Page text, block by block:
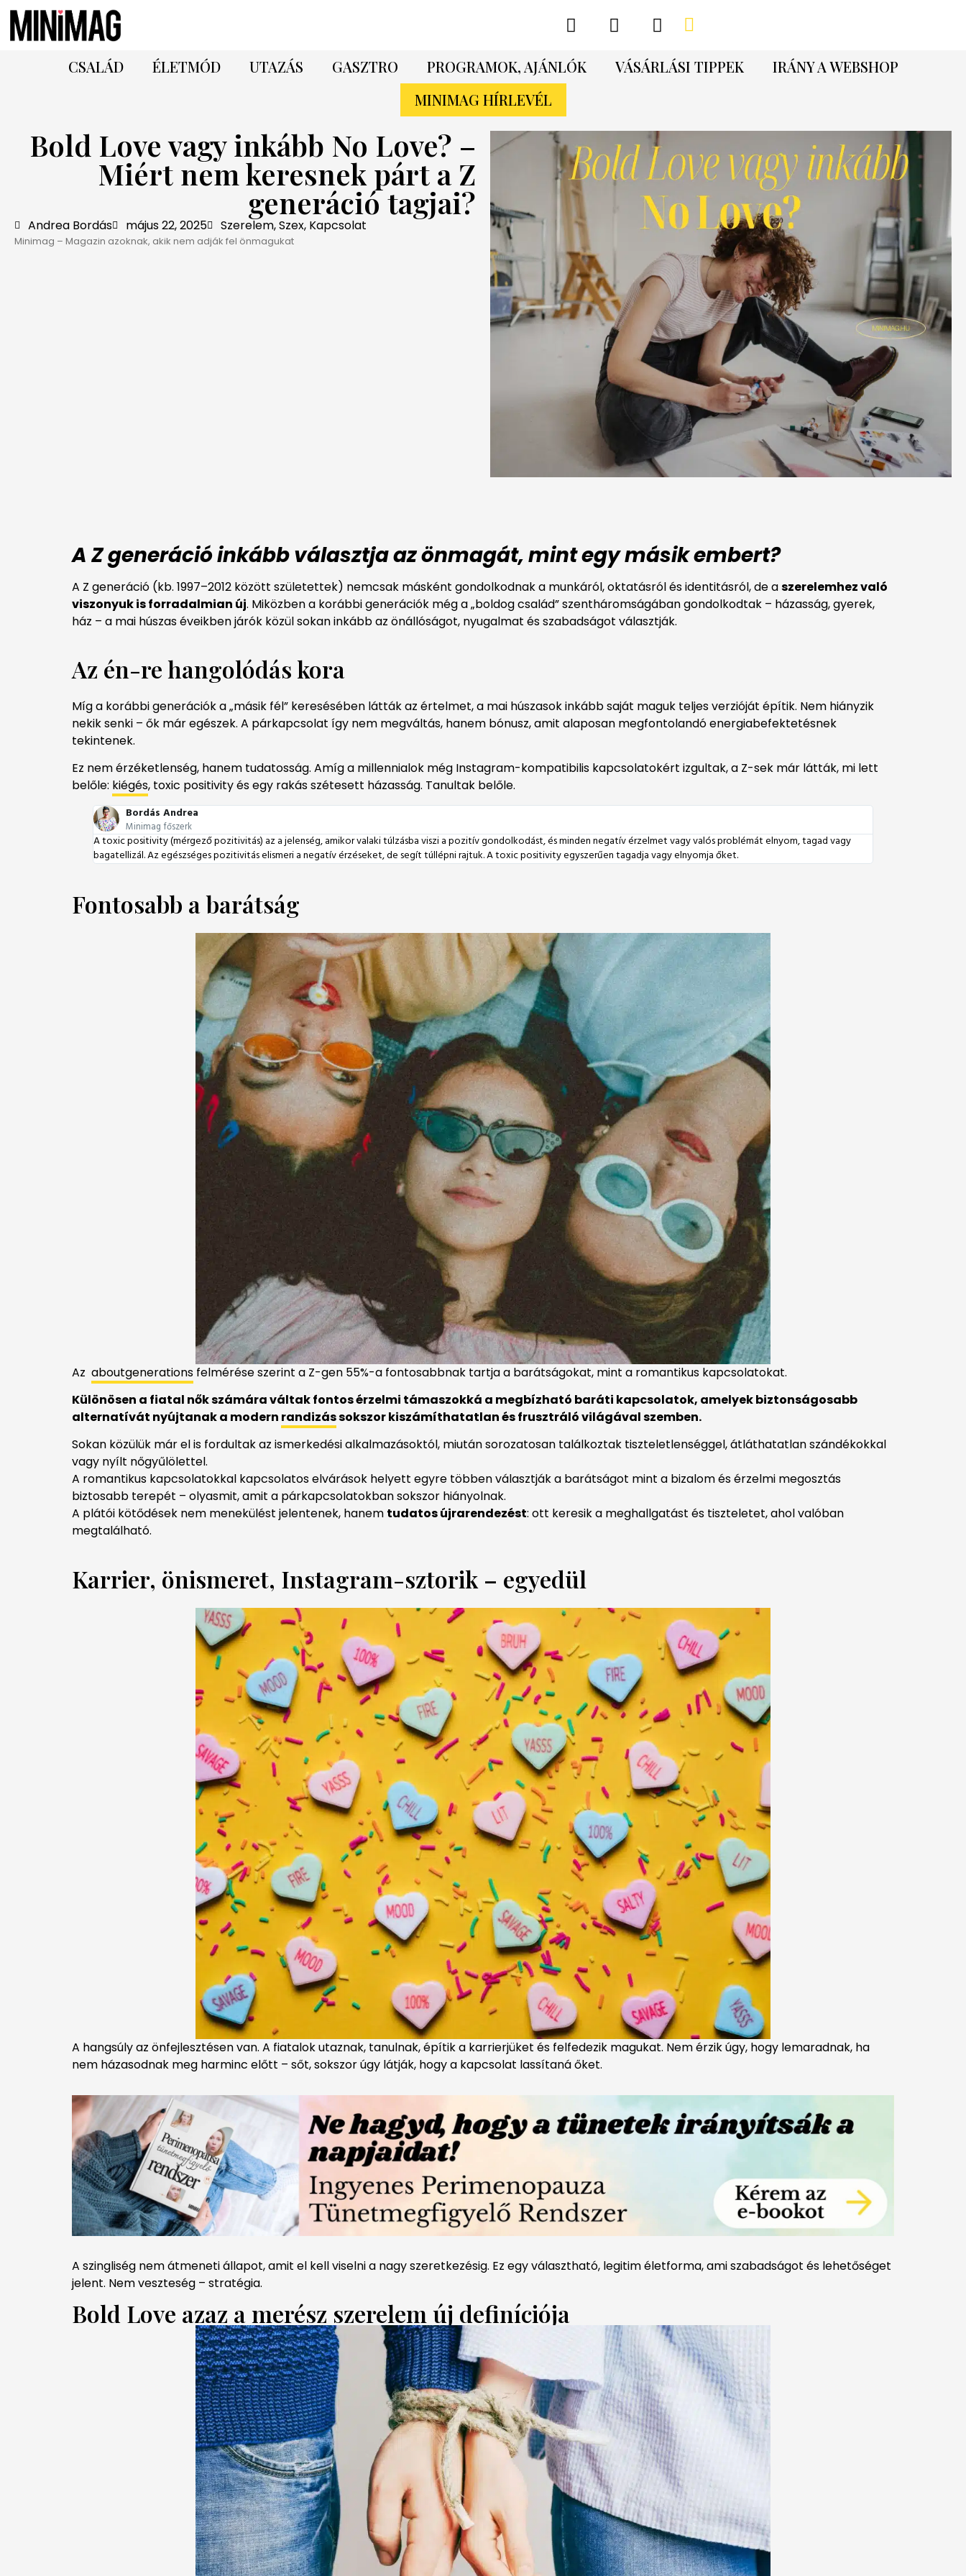
CSALÁD ÉLETMÓD UTAZÁS GASZTRO PROGRAMOK, AJÁNLÓK VÁSÁRLÁSI TIPPEK
IRÁNY A WEBSHOP
MINIMAG HÍRLEVÉL
Bold Love vagy inkább No Love? –
Miért nem keresnek párt a Z
generáció tagjai?
Andrea Bordás május 22, 2025 Szerelem, Szex, Kapcsolat
Minimag – Magazin azoknak, akik nem adják fel önmagukat
A Z generáció inkább választja az önmagát, mint egy másik embert?
A Z generáció (kb. 1997–2012 között születettek) nemcsak másként gondolkodnak a munkáról, oktatásról és identitásról, de aszerelemhez való
viszonyuk is forradalmian új. Miközben a korábbi generációk még a „boldog család” szentháromságában gondolkodtak – házasság, gyerek,
ház – a mai húszas éveikben járók közül sokan inkább az önállóságot, nyugalmat és szabadságot választják.
Az én-re hangolódás kora
Míg a korábbi generációk a „másik fél” keresésében látták az értelmet, a mai húszasok inkább saját maguk teljes verzióját építik. Nem hiányzik
nekik senki – ők már egészek. A párkapcsolat így nem megváltás, hanem bónusz, amit alaposan megfontolandó energiabefektetésnek
tekintenek.
Ez nem érzéketlenség, hanem tudatosság. Amíg a millennialok még Instagram-kompatibilis kapcsolatokért izgultak, a Z-sek már látták, mi lett
belőle: kiégés, toxic positivity és egy rakás szétesett házasság. Tanultak belőle.
Bordás Andrea
Minimag főszerk
A toxic positivity (mérgező pozitivitás) az a jelenség, amikor valaki túlzásba viszi a pozitív gondolkodást, és minden negatív érzelmet vagy valós problémát elnyom, tagad vagy
bagatellizál. Az egészséges pozitivitás elismeri a negatív érzéseket, de segít túllépni rajtuk. A toxic positivity egyszerűen tagadja vagy elnyomja őket.
Fontosabb a barátság
Az aboutgenerations felmérése szerint a Z-gen 55%-a fontosabbnak tartja a barátságokat, mint a romantikus kapcsolatokat.
Különösen a fiatal nőkszámáraváltakfontosérzelmi támaszokká a megbízható baráti kapcsolatok, amelyekbiztonságosabb
alternatívát nyújtanaka modern randizássokszorkiszámíthatatlanésfrusztrálóvilágávalszemben.
Sokan közülük már el is fordultak az ismerkedési alkalmazásoktól, miután sorozatosan találkoztak tiszteletlenséggel, átláthatatlan szándékokkal
vagy nyílt nőgyűlölettel.
A romantikus kapcsolatokkal kapcsolatos elvárások helyett egyre többen választják a barátságot mint a bizalom és érzelmi megosztás
biztosabb terepét – olyasmit, amit a párkapcsolatokban sokszor hiányolnak.
A plátói kötődések nem menekülést jelentenek, hanem tudatos újrarendezést: ott keresik a meghallgatást és tiszteletet, ahol valóban
megtalálható.
Karrier, önismeret, Instagram-sztorik – egyedül
A hangsúly az önfejlesztésen van. A fiatalok utaznak, tanulnak, építik a karrierjüket és felfedezik magukat. Nem érzik úgy, hogy lemaradnak, ha
nem házasodnak meg harminc előtt – sőt, sokszor úgy látják, hogy a kapcsolat lassítaná őket.
A szingliség nem átmeneti állapot, amit el kell viselni a nagy szeretkezésig. Ez egy választható, legitim életforma, ami szabadságot és lehetőséget
jelent. Nem veszteség – stratégia.
Bold Love azaz a merész szerelem új definíciója